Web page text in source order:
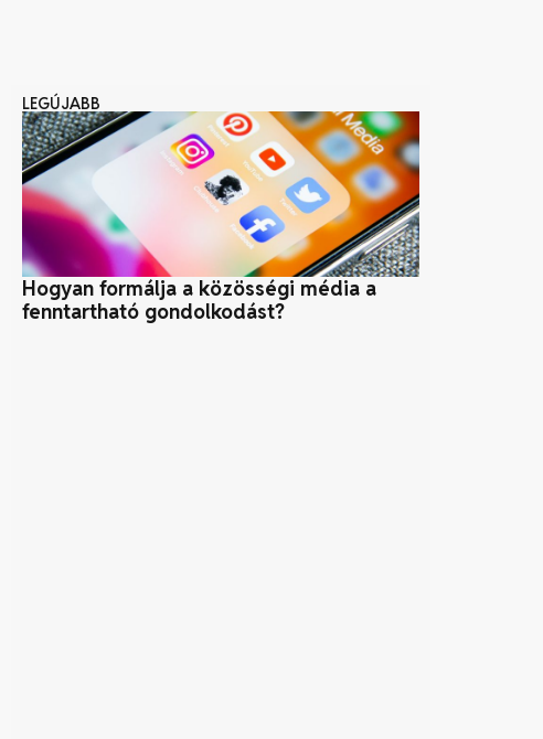
LEGÚJABB
Hogyan formálja a közösségi média a
fenntartható gondolkodást?